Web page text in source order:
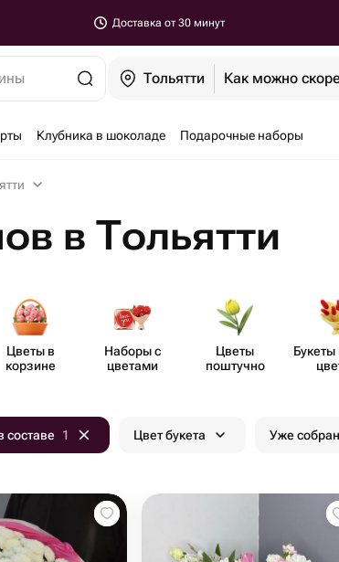
Доставка от 30 минут
Тольятти Как можно
Клубника в шоколаде Подарочные наборы
в Тольятти
Цветы в
корзине
Наборы с
цветами
Цветы
поштучно
Букеты
составе 1 Цвет букета Уже собран